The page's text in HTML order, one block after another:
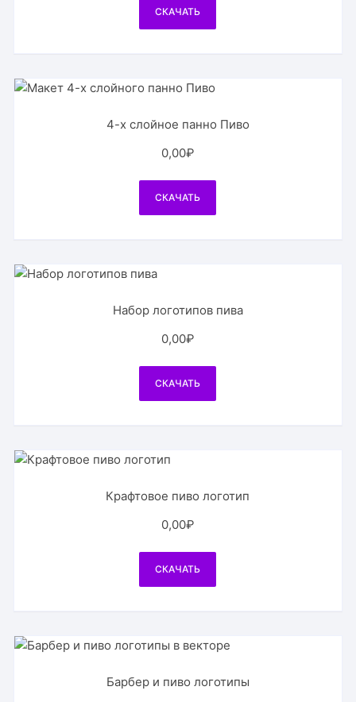
СКАЧАТЬ
4-х слойное панно Пиво
0,00₽
СКАЧАТЬ
Набор логотипов пива
0,00₽
СКАЧАТЬ
Крафтовое пиво логотип
0,00₽
СКАЧАТЬ
Барбер и пиво логотипы